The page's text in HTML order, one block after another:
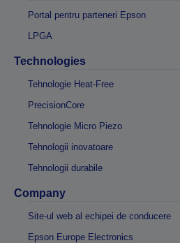
Portal pentru parteneri Epson
LPGA
Technologies
Tehnologie Heat-Free
PrecisionCore
Tehnologie Micro Piezo
Tehnologii inovatoare
Tehnologii durabile
Company
Site-ul web al echipei de conducere
Epson Europe Electronics